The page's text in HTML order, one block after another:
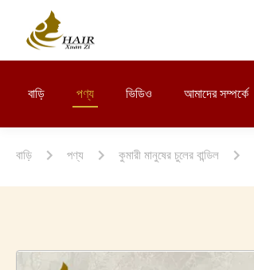
বাড়ি পণ্য ভিডিও আমাদের সম্পর্কে
বাড়ি পণ্য কুমারী মানুষের চুলের বান্ডিল